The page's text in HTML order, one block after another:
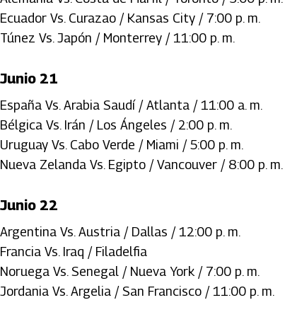
Ecuador Vs. Curazao / Kansas City / 7:00 p. m.
Túnez Vs. Japón / Monterrey / 11:00 p. m.
Junio 21
España Vs. Arabia Saudí / Atlanta / 11:00 a. m.
Bélgica Vs. Irán / Los Ángeles / 2:00 p. m.
Uruguay Vs. Cabo Verde / Miami / 5:00 p. m.
Nueva Zelanda Vs. Egipto / Vancouver / 8:00 p. m.
Junio 22
Argentina Vs. Austria / Dallas / 12:00 p. m.
Francia Vs. Iraq / Filadelfia
Noruega Vs. Senegal / Nueva York / 7:00 p. m.
Jordania Vs. Argelia / San Francisco / 11:00 p. m.